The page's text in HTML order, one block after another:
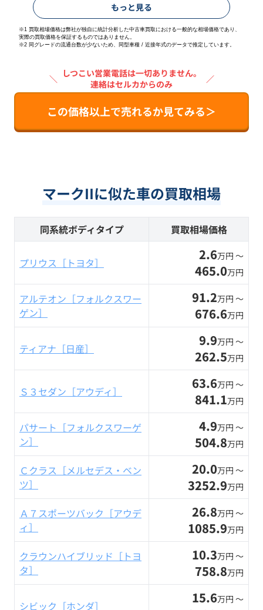
もっと見る
※1 買取相場価格は弊社が独自に統計分析した中古車買取における一般的な相場価格であり、
実際の買取価格を保証するものではありません。
※2 同グレードの流通台数が少ないため、同型車種 / 近接年式のデータで推定しています。
＼
しつこい営業電話は一切ありません。
連絡はセルカからのみ
／
この価格以上で売れるか見てみる＞
マークIIに似た車の買取相場
同系統ボディタイプ 買取相場価格
プリウス［トヨタ］ 2.6万円 〜
465.0万円
アルテオン［フォルクスワー
ゲン］
91.2万円 〜
676.6万円
ティアナ［日産］ 9.9万円 〜
262.5万円
Ｓ３セダン［アウディ］ 63.6万円 〜
841.1万円
パサート［フォルクスワーゲ
ン］
4.9万円 〜
504.8万円
Ｃクラス［メルセデス・ベン
ツ］
20.0万円 〜
3252.9万円
Ａ７スポーツバック［アウデ
ィ］
26.8万円 〜
1085.9万円
クラウンハイブリッド［トヨ
タ］
10.3万円 〜
758.8万円
シビック［ホンダ］ 15.6万円 〜